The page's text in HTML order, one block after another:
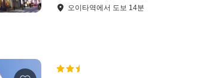
오이타역에서 도보 14분